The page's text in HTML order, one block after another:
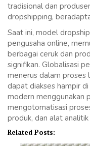
tradisional dan
dropshipping,
Saat ini, model
pengusaha online,
berbagai ceruk dan
signifikan. Globalisasi
menerus dalam
dapat diakses hampir
modern menggunakan
mengotomatisasi
produk, dan alat
Related Posts: